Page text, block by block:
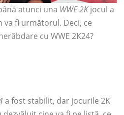
atunci una WWE 2Kjocul a
va fi următorul. Deci, ce
cu WWE 2K24?
a fost stabilit, dar jocurile 2K